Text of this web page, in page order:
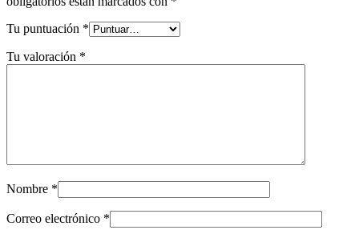
Tu puntuación *
Tu valoración *
Nombre *
Correo electrónico *